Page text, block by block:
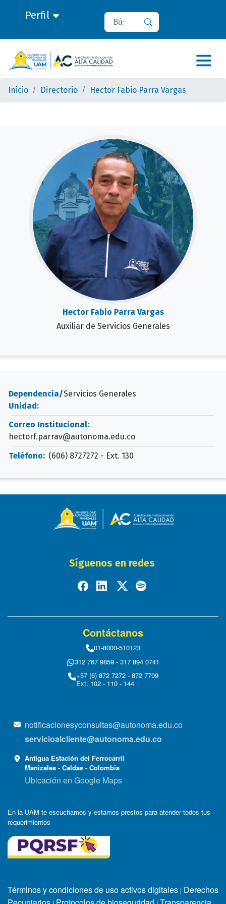
Perfil Buscar
Inicio Directorio Hector Fabio Parra Vargas
Hector Fabio Parra Vargas
Auxiliar de Servicios Generales
Dependencia/
Unidad:
Servicios Generales
Correo Institucional:
hectorf.parrav@autonoma.edu.co
Teléfono: (606) 8727272 - Ext. 130
Síguenos en redes
Contáctanos
01-8000-510123
312 767 9859 - 317 894 0741
+57 (6) 872 7272 - 872 7709
Ext: 102 - 110 - 144
notificacionesyconsultas@autonoma.edu.co
servicioalcliente@autonoma.edu.co
Antigua Estación del Ferrocarril
Manizales - Caldas - Colombia
Ubicación en Google Maps
En la UAM te escuchamos y estamos prestos para atender todos tus
requerimientos
Términos y condiciones de uso activos digitales | Derechos